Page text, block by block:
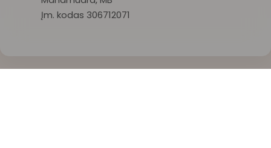
Įm. kodas 306712071